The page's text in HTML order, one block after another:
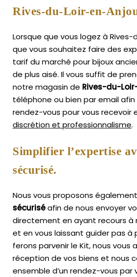
Rives-du-Loir-en-
Lorsque que vous logez à
que vous souhaitez faire des
tarif du marché pour bijoux
de plus aisé. Il vous suffit de
notre magasin de Rives-du-
téléphone ou bien par email afin
rendez-vous pour vous recevoir
discrétion et professionnalisme.
Simplifier l’expertise
sécurisé.
Nous vous proposons
sécuriséafin de nous envoyer
directement en ayant recours à
et en vous laissant guider pas à
ferons parvenir le Kit, nous vous
réception de vos biens et nous
ensemble d’un rendez-vous par